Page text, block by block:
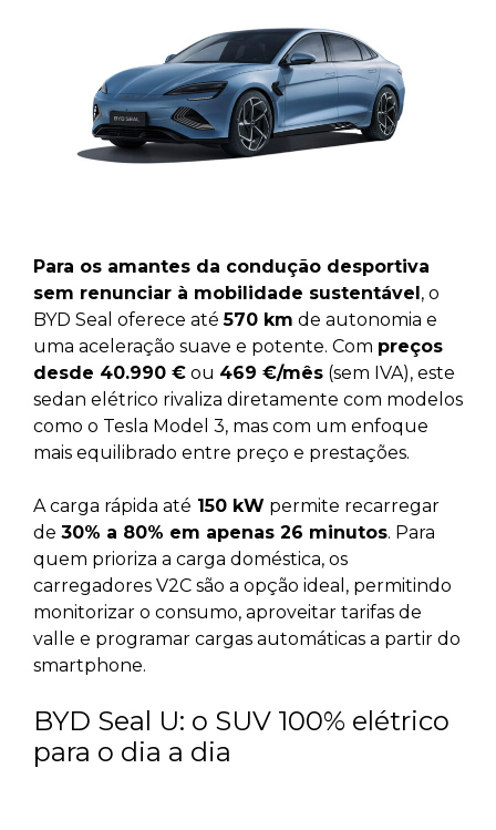
Para os amantes da condução desportiva
sem renunciar à mobilidade sustentável, o
BYD Seal oferece até570 km de autonomia e
uma aceleração suave e potente. Com preços
desde 40.990 € ou 469 €/mês (sem IVA), este
sedan elétrico rivaliza diretamente com modelos
como o Tesla Model 3, mas com um enfoque
mais equilibrado entre preço e prestações.
A carga rápida até 150 kW permite recarregar
de 30% a 80% em apenas 26 minutos. Para
quem prioriza a carga doméstica, os
carregadores V2C são a opção ideal, permitindo
monitorizar o consumo, aproveitar tarifas de
valle e programar cargas automáticas a partir do
smartphone.
BYD Seal U: o SUV 100% elétrico
para o dia a dia